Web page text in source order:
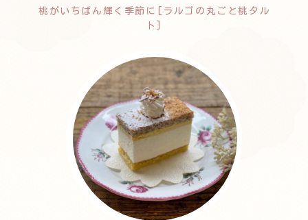
桃がいちばん輝く季節に[ラルゴの丸ごと桃タル
ト]